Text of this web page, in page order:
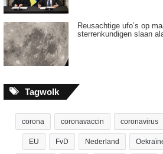
Reusachtige ufo’s op
sterrenkundigen slaan
Tagwolk
corona coronavaccin coronavirus
EU FvD Nederland